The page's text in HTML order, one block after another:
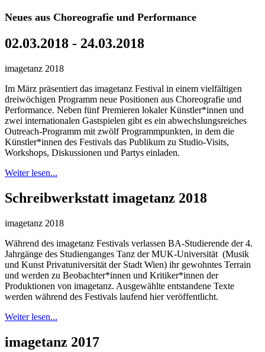
Neues aus Choreografie und Performance
02.03.2018 - 24.03.2018
imagetanz 2018
Im März präsentiert das imagetanz Festival in einem vielfältigen
dreiwöchigen Programm neue Positionen aus Choreografie und
Performance. Neben fünf Premieren lokaler Künstler*innen und
zwei internationalen Gastspielen gibt es ein abwechslungsreiches
Outreach-Programm mit zwölf Programmpunkten, in dem die
Künstler*innen des Festivals das Publikum zu Studio-Visits,
Workshops, Diskussionen und Partys einladen.
Weiter lesen...
Schreibwerkstatt imagetanz 2018
imagetanz 2018
Während des imagetanz Festivals verlassen BA-Studierende der 4.
Jahrgänge des Studienganges Tanz der MUK-Universität (Musik
und Kunst Privatuniversität der Stadt Wien) ihr gewohntes Terrain
und werden zu Beobachter*innen und Kritiker*innen der
Produktionen von imagetanz. Ausgewählte entstandene Texte
werden während des Festivals laufend hier veröffentlicht.
Weiter lesen...
imagetanz 2017